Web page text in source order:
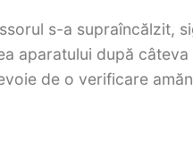
s-a supraîncălzit,
aparatului după
de o verificare